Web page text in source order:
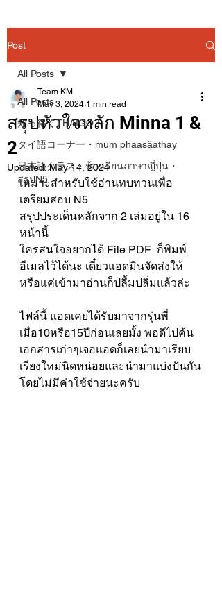
Post
All Posts
知っ得くTHAIGO！
タイ語コーナー・mum phaasǎathay
日本語クラス・ห้องเรียนภาษาญี่ปุ่น・
สรุปN5
All Posts
สรุปหัวใจหลัก Minna 1 &
2
Team KM
May 3, 2024 1 min read
Updated:May 14, 2024
เหมาะสำหรับใช้อ่านทบทวนเพื่อ
เตรียมสอบ N5
สรุปประเด็นหลักจาก 2 เล่มอยู่ใน 16
หน้านี้
ใครสนใจอยากได้ File PDF  ก็พิมพ์
อีเมลไว้ได้นะ เดี๋ยวแอดมินจัดส่งให้
หรือแค่เข้ามาอ่านก็ปลื้มปลิ่มแล้วล่ะ
ไฟล์นี้ แอดเคยได้รับมาจากรุ่นพี่
เมื่อ10หรือ15ปีก่อนเลยมั้ง พอดีไปค้น
เอกสารเก่าๆเจอแอดก็เลยนำมาเรียบ
เรียงใหม่นิดหน่อยและนำมาแบ่งปันกัน
โดยไม่มีค่าใช้จ่ายนะครับ